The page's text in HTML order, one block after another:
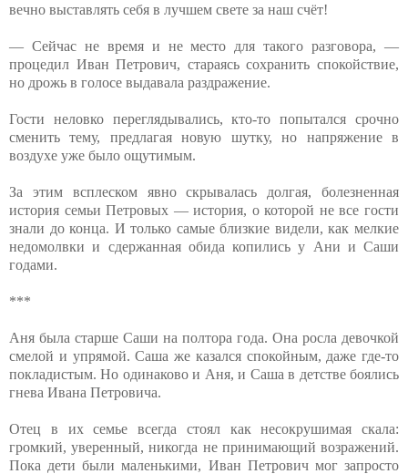
вечно выставлять себя в лучшем свете за наш счёт!
— Сейчас не время и не место для такого разговора, —
процедил Иван Петрович, стараясь сохранить спокойствие,
но дрожь в голосе выдавала раздражение.
Гости неловко переглядывались, кто-то попытался срочно
сменить тему, предлагая новую шутку, но напряжение в
воздухе уже было ощутимым.
За этим всплеском явно скрывалась долгая, болезненная
история семьи Петровых — история, о которой не все гости
знали до конца. И только самые близкие видели, как мелкие
недомолвки и сдержанная обида копились у Ани и Саши
годами.
***
Аня была старше Саши на полтора года. Она росла девочкой
смелой и упрямой. Саша же казался спокойным, даже где-то
покладистым. Но одинаково и Аня, и Саша в детстве боялись
гнева Ивана Петровича.
Отец в их семье всегда стоял как несокрушимая скала:
громкий, уверенный, никогда не принимающий возражений.
Пока дети были маленькими, Иван Петрович мог запросто